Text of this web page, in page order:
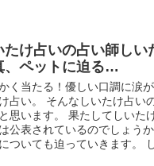
たけ占いの占い師し
、ペットに迫る…
く当たる！優しい口調に涙
占い。 そんなしいたけ占い
思います。 果たしてしいた
公表されているのでしょう
ついても迫っていきます。